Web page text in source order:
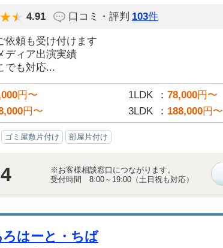
4.91 口コミ・評判 103件
頼も受け付けます
ィア出演実績
でも対応...
円〜 1LDK 78,000円〜
円〜 3LDK 188,000円〜
ゴミ屋敷片付け 部屋片付け
※お客様相談窓口につながります。
受付時間 8:00～19:00（土日祝も対応）
ろはーと・ちば